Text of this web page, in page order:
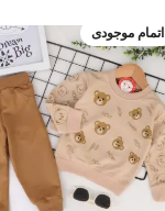
اتمام موجودی